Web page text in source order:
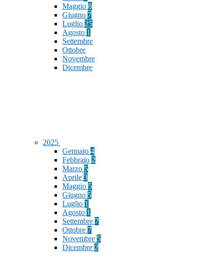
Maggio 8
Giugno 7
Luglio 25
Agosto 1
Settembre
Ottobre
Novembre
Dicembre
2025
Gennaio 4
Febbraio 2
Marzo 5
Aprile 3
Maggio 5
Giugno 5
Luglio 1
Agosto 1
Settembre 7
Ottobre 7
Novembre 5
Dicembre 2